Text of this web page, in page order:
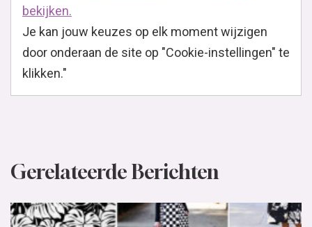
bekijken.
Je kan jouw keuzes op elk moment wijzigen
door onderaan de site op "Cookie-instellingen" te
klikken."
Gerelateerde Berichten